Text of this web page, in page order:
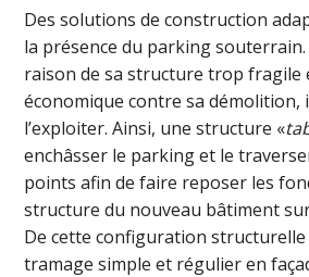
Des solutions de construction
la présence du parking
raison de sa structure trop fragile
économique contre sa démolition,
l’exploiter. Ainsi, une structure «
enchâsser le parking et le
points afin de faire reposer les
structure du nouveau bâtiment
De cette configuration
tramage simple et régulier en